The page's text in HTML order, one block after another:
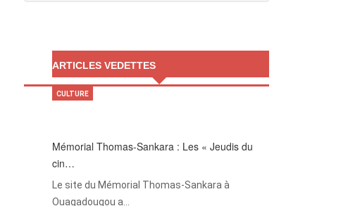
ARTICLES VEDETTES
Mémorial Thomas-Sankara : Les « Jeudis du
cin…
Le site du Mémorial Thomas-Sankara à
Ouagadougou a…
CULTURE